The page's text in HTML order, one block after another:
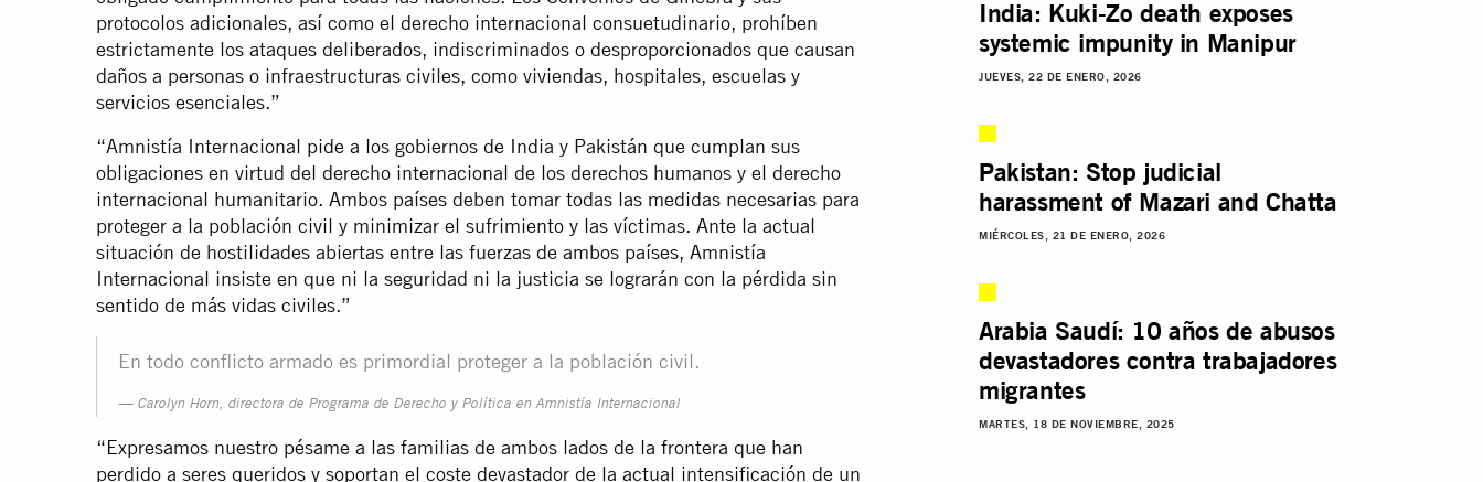
protocolos adicionales, así como el derecho internacional consuetudinario, prohíben
estrictamente los ataques deliberados, indiscriminados o desproporcionados que causan
daños a personas o infraestructuras civiles, como viviendas, hospitales, escuelas y
servicios esenciales.”
“Amnistía Internacional pide a los gobiernos de India y Pakistán que cumplan sus
obligaciones en virtud del derecho internacional de los derechos humanos y el derecho
internacional humanitario. Ambos países deben tomar todas las medidas necesarias para
proteger a la población civil y minimizar el sufrimiento y las víctimas. Ante la actual
situación de hostilidades abiertas entre las fuerzas de ambos países, Amnistía
Internacional insiste en que ni la seguridad ni la justicia se lograrán con la pérdida sin
sentido de más vidas civiles.”
En todo conflicto armado es primordial proteger a la población civil.
Carolyn Horn, directora de Programa de Derecho y Política en Amnistía Internacional
“Expresamos nuestro pésame a las familias de ambos lados de la frontera que han
perdido a seres queridos y soportan el coste devastador de la actual intensificación de un
India: Kuki-Zo death exposes
systemic impunity in Manipur
JUEVES, 22 DE ENERO, 2026
Pakistan: Stop judicial
harassment of Mazari and Chatta
MIÉRCOLES, 21 DE ENERO, 2026
Arabia Saudí: 10 años de abusos
devastadores contra trabajadores
migrantes
MARTES, 18 DE NOVIEMBRE, 2025